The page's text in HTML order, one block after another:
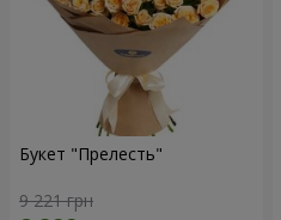
Букет "Прелесть"
9 221 грн